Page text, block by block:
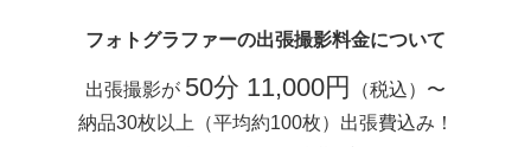
フォトグラファーの出張撮影料金について
出張撮影が 50分 11,000円
（税込）〜
納品30枚以上（平均約100枚）出張費込み！